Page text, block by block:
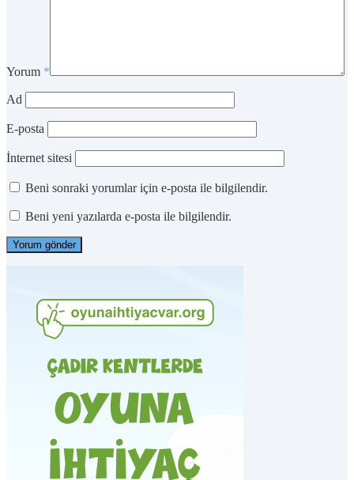
Yorum *
Ad
E-posta
İnternet sitesi
Beni sonraki yorumlar için e-posta ile bilgilendir.
Beni yeni yazılarda e-posta ile bilgilendir.